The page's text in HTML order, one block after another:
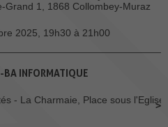
Grand 1, 1868 Collombey-Muraz
2025, 19h30 à 21h00
BA INFORMATIQUE
- La Charmaie, Place sous l'Eglise